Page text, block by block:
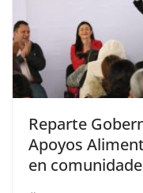
Reparte
Apoyos
en